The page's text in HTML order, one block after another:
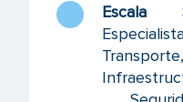
Escala
Transporte,